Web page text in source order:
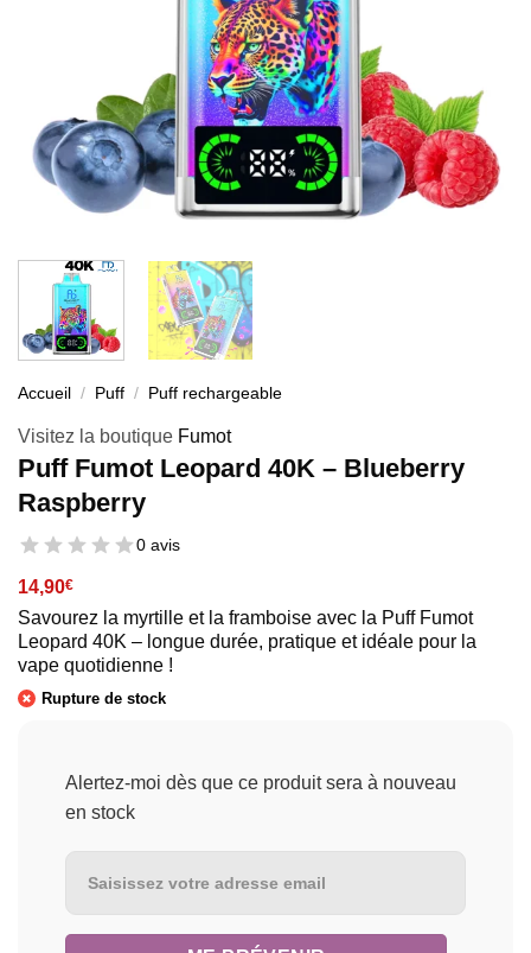
Accueil / Puff / Puff rechargeable
Visitez la boutique Fumot
Puff Fumot Leopard 40K – Blueberry
Raspberry
0 avis
14,90€
Savourez la myrtille et la framboise avec la Puff Fumot
Leopard 40K – longue durée, pratique et idéale pour la
vape quotidienne !
Rupture de stock
Alertez-moi dès que ce produit sera à nouveau
en stock